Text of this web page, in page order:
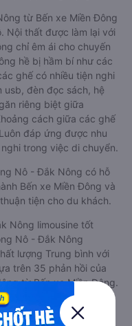
từ Bến xe Miền Đông
Nội thất được làm lại với
chỉ êm ái cho chuyến
hề bị hầm bí như các
ghế có nhiều tiện nghi
usb, đèn đọc sách, hệ
riêng biệt giữa
cách giữa các ghế
đáp ứng được nhu
trong việc di chuyển.
Nô - Đắk Nông có hỗ
Bến xe Miền Đông và
tiện cho du khách.
Nông limousine tốt
Nô - Đắk Nông
lượng Trung bình với
trên 35 phản hồi của
từ Bến xe Miền Đông.
Nông từ Bến xe Miền
xe Thanh Thuỷ (Đắk